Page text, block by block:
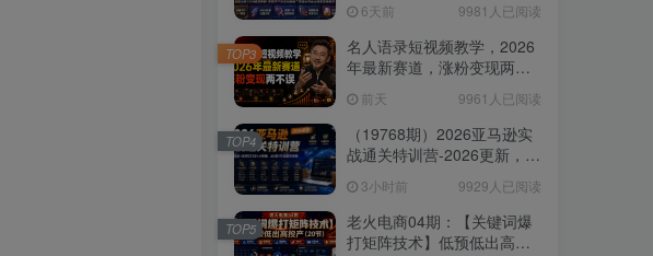
启动搜索广告素材优化全链
路实操教学
6天前 9981人已阅读
名人语录短视频教学，2026
年最新赛道，涨粉变现两不
前天 9961人已阅读
TOP3
（19768期）2026亚马逊实
战通关特训营-2026更新，多
维选品+渐进式打法+AI应
用，从0到1打造盈利店铺
3小时前 9929人已阅读
TOP4
老火电商04期：【关键词爆
打矩阵技术】低预低出高投
TOP5